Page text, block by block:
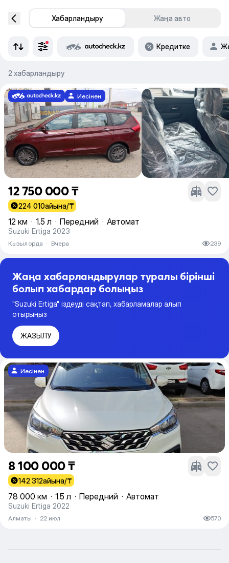
Хабарландыру Жаңа авто
Кредитке
2 хабарландыру
Иесінен
12 750 000 ₸
224 010айына/₸
12 км · 1.5 л · Передний · Автомат
Suzuki Ertiga 2023
Кызылорда · Вчера 239
Жаңа хабарландырулар туралы бірінші
болып хабардар болыңыз
"Suzuki Ertiga" іздеуді сақтап, хабарламалар алып
отырыңыз
ЖАЗЫЛУ
Иесінен
8 100 000 ₸
142 312айына/₸
78 000 км · 1.5 л · Передний · Автомат
Suzuki Ertiga 2022
Алматы · 22 июл 570